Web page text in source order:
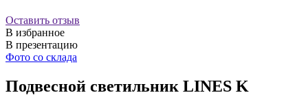
Оставить отзыв
В избранное
В презентацию
Фото со склада
Подвесной светильник LINES K